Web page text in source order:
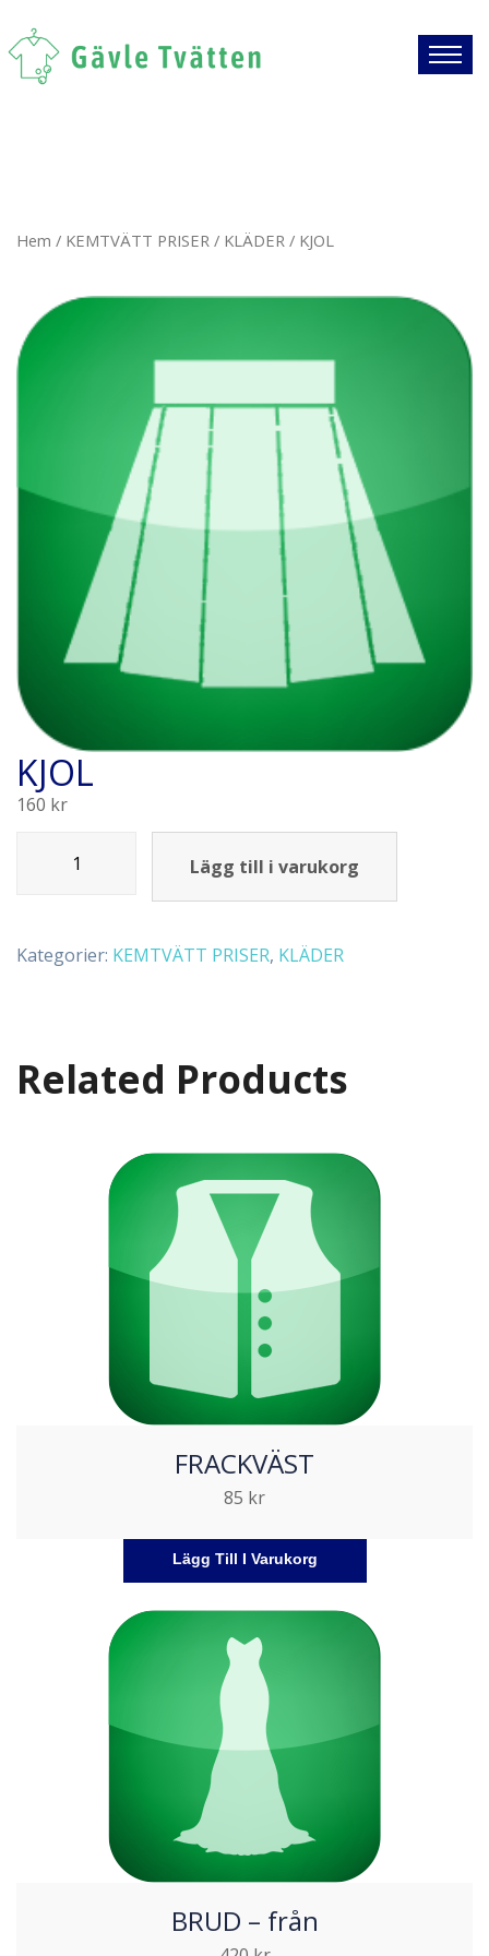
Hem / KEMTVÄTT PRISER / KLÄDER / KJOL
KJOL
160 kr
Lägg till i varukorg
Kategorier: KEMTVÄTT PRISER, KLÄDER
Related Products
FRACKVÄST
85 kr
Lägg Till I Varukorg
BRUD – från